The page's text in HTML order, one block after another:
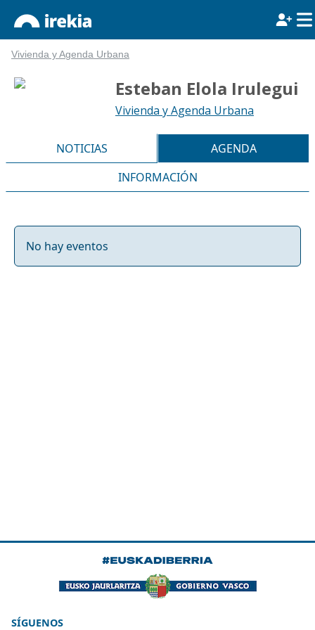
Vivienda y Agenda Urbana
Esteban Elola Irulegui
Vivienda y Agenda Urbana
NOTICIAS
AGENDA
INFORMACIÓN
No hay eventos
SÍGUENOS